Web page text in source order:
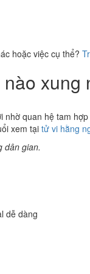
hoặc việc cụ thể?
xung
nhờ quan hệ tam
xem tại tử vi hằng
dân gian.
dễ dàng